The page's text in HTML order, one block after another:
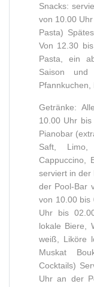
Snacks:
von 10.00
Pasta)
Von 12.30
Pasta, ein
Saison
Pfannkuchen,
Getränke:
10.00 Uhr
Pianobar
Saft, Limo,
Cappuccino,
serviert in der
der Pool-Bar
von 10.00 bis
Uhr bis
lokale Biere,
weiß, Liköre
Muskat
Cocktails)
Uhr an der